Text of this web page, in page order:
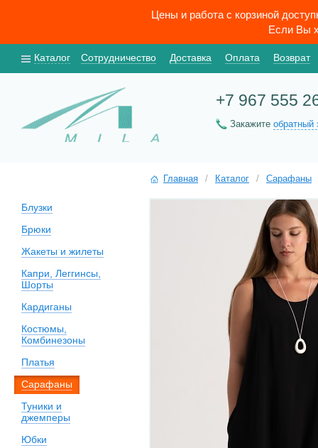
Цены и работа с корзиной
Если Вы
Каталог Сотрудничество Доставка Оплата Возврат
+7 967 555
Закажите обратный
Блузки
Брюки
Жакеты и жилеты
Капри, Леггинсы,
Шорты
Кардиганы
Костюмы,
Комбинезоны
Платья
Сарафаны
Туники и
джемперы
Юбки
Главная / Каталог / Сарафаны